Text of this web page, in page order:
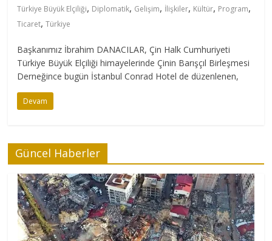
Türkiye Büyük Elçiliği, Diplomatik, Gelişim, İlişkiler, Kültür, Program,
Ticaret,Türkiye
Başkanımız İbrahim DANACILAR, Çin Halk Cumhuriyeti
Türkiye Büyük Elçiliği himayelerinde Çinin Barışçıl Birleşmesi
Derneğince bugün İstanbul Conrad Hotel de düzenlenen,
Devam
Güncel Haberler